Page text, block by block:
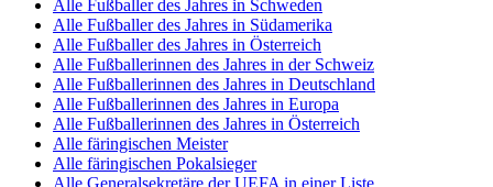
Alle Fußballer des Jahres in Schweden
Alle Fußballer des Jahres in Südamerika
Alle Fußballer des Jahres in Österreich
Alle Fußballerinnen des Jahres in der Schweiz
Alle Fußballerinnen des Jahres in Deutschland
Alle Fußballerinnen des Jahres in Europa
Alle Fußballerinnen des Jahres in Österreich
Alle färingischen Meister
Alle färingischen Pokalsieger
Alle Generalsekretäre der UEFA in einer Liste